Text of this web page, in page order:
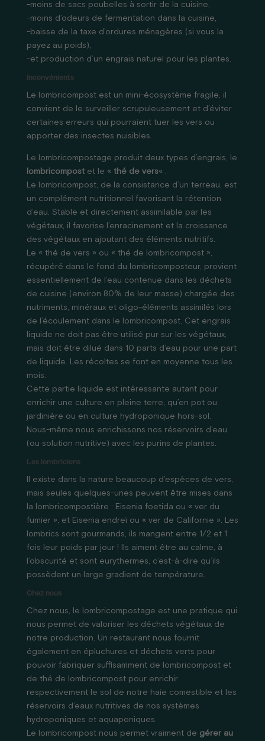
-moins de sacs poubelles à sortir de la cuisine,
-moins d’odeurs de fermentation dans la cuisine,
-baisse de la taxe d’ordures ménagères (si vous la
payez au poids),
-et production d’un engrais naturel pour les plantes.
Inconvénients
Le lombricompost est un mini-écosystème fragile, il
convient de le surveiller scrupuleusement et d’éviter
certaines erreurs qui pourraient tuer les vers ou
apporter des insectes nuisibles.
Le lombricompostage produit deux types d’engrais, le
lombricompostet le « thé de vers« .
Le lombricompost, de la consistance d’un terreau, est
un complément nutritionnel favorisant la rétention
d’eau. Stable et directement assimilable par les
végétaux, il favorise l’enracinement et la croissance
des végétaux en ajoutant des éléments nutritifs.
Le « thé de vers » ou « thé de lombricompost »,
récupéré dans le fond du lombricomposteur, provient
essentiellement de l’eau contenue dans les déchets
de cuisine (environ 80% de leur masse) chargée des
nutriments, minéraux et oligo-éléments assimilés lors
de l’écoulement dans le lombricompost. Cet engrais
liquide ne doit pas être utilisé pur sur les végétaux,
mais doit être dilué dans 10 parts d’eau pour une part
de liquide. Les récoltes se font en moyenne tous les
mois.
Cette partie liquide est intéressante autant pour
enrichir une culture en pleine terre, qu’en pot ou
jardinière ou en culture hydroponique hors-sol.
Nous-même nous enrichissons nos réservoirs d’eau
(ou solution nutritive) avec les purins de plantes.
Les lombriciens
Il existe dans la nature beaucoup d’espèces de vers,
mais seules quelques-unes peuvent être mises dans
la lombricompostière : Eisenia foetida ou « ver du
fumier », et Eisenia endreï ou « ver de Californie ». Les
lombrics sont gourmands, ils mangent entre 1/2 et 1
fois leur poids par jour ! Ils aiment être au calme, à
l’obscurité et sont eurythermes, c’est-à-dire qu’ils
possèdent un large gradient de température.
Chez nous
Chez nous, le lombricompostage est une pratique qui
nous permet de valoriser les déchets végétaux de
notre production. Un restaurant nous fournit
également en épluchures et déchets verts pour
pouvoir fabriquer suffisamment de lombricompost et
de thé de lombricompost pour enrichir
respectivement le sol de notre haie comestible et les
réservoirs d’eaux nutritives de nos systèmes
hydroponiques et aquaponiques.
Le lombricompost nous permet vraiment de gérer au